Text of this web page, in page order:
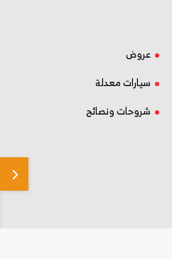
عروض
سيارات معدلة
شروحات ونصائح